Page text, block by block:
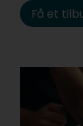
Få et